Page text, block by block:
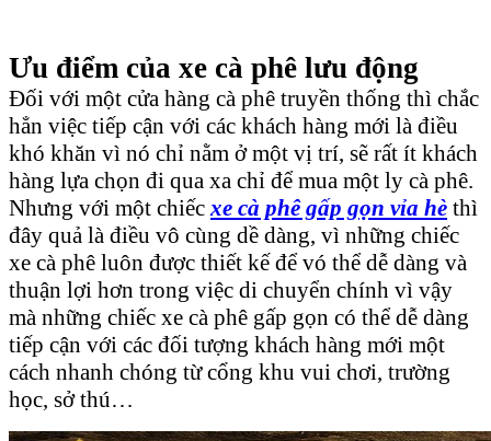
Ưu điểm của xe cà phê lưu động
Đối với một cửa hàng cà phê truyền thống thì chắc
hẳn việc tiếp cận với các khách hàng mới là điều
khó khăn vì nó chỉ nằm ở một vị trí, sẽ rất ít khách
hàng lựa chọn đi qua xa chỉ để mua một ly cà phê.
Nhưng với một chiếcxe cà phê gấp gọn vỉa hè thì
đây quả là điều vô cùng dề dàng, vì những chiếc
xe cà phê luôn được thiết kế để vó thể dễ dàng và
thuận lợi hơn trong việc di chuyển chính vì vậy
mà những chiếc xe cà phê gấp gọn có thể dễ dàng
tiếp cận với các đối tượng khách hàng mới một
cách nhanh chóng từ cổng khu vui chơi, trường
học, sở thú…